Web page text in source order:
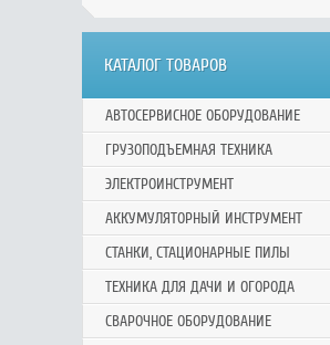
КАТАЛОГ ТОВАРОВ
АВТОСЕРВИСНОЕ ОБОРУДОВАНИЕ
ГРУЗОПОДЪЕМНАЯ ТЕХНИКА
ЭЛЕКТРОИНСТРУМЕНТ
АККУМУЛЯТОРНЫЙ ИНСТРУМЕНТ
СТАНКИ, СТАЦИОНАРНЫЕ ПИЛЫ
ТЕХНИКА ДЛЯ ДАЧИ И ОГОРОДА
СВАРОЧНОЕ ОБОРУДОВАНИЕ